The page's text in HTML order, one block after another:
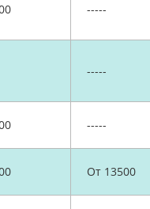
-----
-----
-----
От 13500